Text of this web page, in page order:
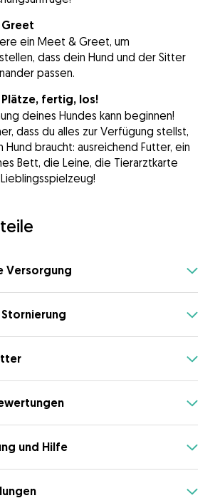
ein Meet & Greet, um
dass dein Hund und der Sitter
passen.
fertig, los!
deines Hundes kann beginnen!
dass du alles zur Verfügung stellst,
Hund braucht: ausreichend Futter, ein
Bett, die Leine, die Tierarztkarte
Versorgung
und Hilfe